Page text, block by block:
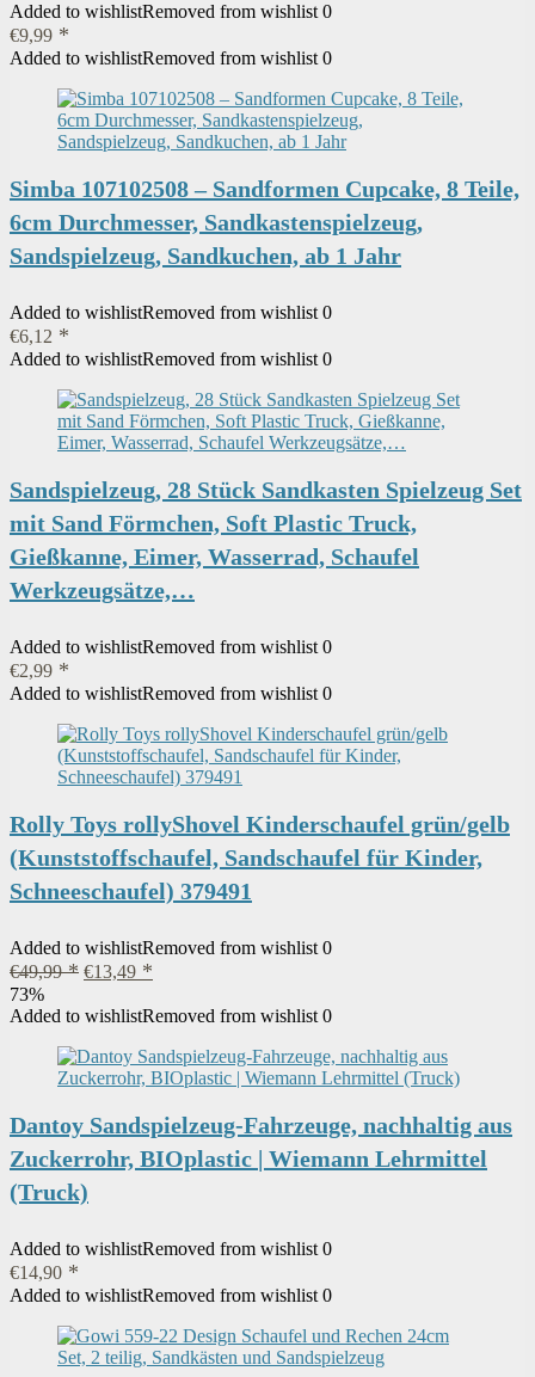
Added to wishlistRemoved from wishlist 0
€9,99
Added to wishlistRemoved from wishlist 0
Simba 107102508 – Sandformen Cupcake, 8 Teile,
6cm Durchmesser, Sandkastenspielzeug,
Sandspielzeug, Sandkuchen, ab 1 Jahr
Added to wishlistRemoved from wishlist 0
€6,12
Added to wishlistRemoved from wishlist 0
Sandspielzeug, 28 Stück Sandkasten Spielzeug Set
mit Sand Förmchen, Soft Plastic Truck,
Gießkanne, Eimer, Wasserrad, Schaufel
Werkzeugsätze,…
Added to wishlistRemoved from wishlist 0
€2,99
Added to wishlistRemoved from wishlist 0
Rolly Toys rollyShovel Kinderschaufel grün/gelb
(Kunststoffschaufel, Sandschaufel für Kinder,
Schneeschaufel) 379491
Added to wishlistRemoved from wishlist 0
€49,99
Ursprünglicher
war:
€13,49
ist:
73%
Added to wishlistRemoved from wishlist 0
Dantoy Sandspielzeug-Fahrzeuge, nachhaltig aus
Zuckerrohr, BIOplastic | Wiemann Lehrmittel
(Truck)
Added to wishlistRemoved from wishlist 0
€14,90
Added to wishlistRemoved from wishlist 0